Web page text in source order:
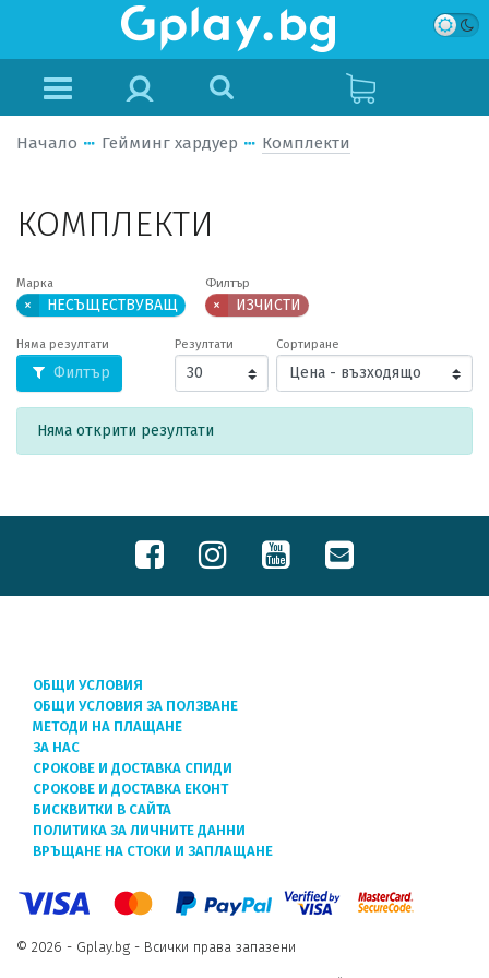
Начало Гейминг хардуер Комплекти
КОМПЛЕКТИ
Марка
× НЕСЪЩЕСТВУВАЩ
Филтър
× ИЗЧИСТИ
Няма резултати
Филтър
Резултати Сортиране
Няма открити резултати
ОБЩИ УСЛОВИЯ
ОБЩИ УСЛОВИЯ ЗА ПОЛЗВАНЕ
МЕТОДИ НА ПЛАЩАНЕ
ЗА НАС
СРОКОВЕ И ДОСТАВКА СПИДИ
СРОКОВЕ И ДОСТАВКА ЕКОНТ
БИСКВИТКИ В САЙТА
ПОЛИТИКА ЗА ЛИЧНИТЕ ДАННИ
ВРЪЩАНЕ НА СТОКИ И ЗАПЛАЩАНЕ
© 2026 - Gplay.bg - Всички права запазени